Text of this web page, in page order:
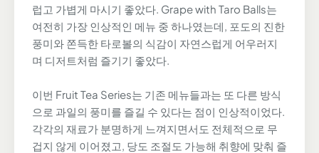
럽고 가볍게 마시기 좋았다. Grape with Taro Balls는
여전히 가장 인상적인 메뉴 중 하나였는데, 포도의 진한
풍미와 쫀득한 타로볼의 식감이 자연스럽게 어우러지
며 디저트처럼 즐기기 좋았다.
이번 Fruit Tea Series는 기존 메뉴들과는 또 다른 방식
으로 과일의 풍미를 즐길 수 있다는 점이 인상적이었다.
각각의 재료가 분명하게 느껴지면서도 전체적으로 무
겁지 않게 이어졌고, 당도 조절도 가능해 취향에 맞춰 즐